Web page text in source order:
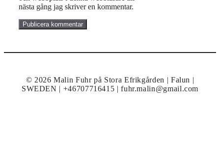
nästa gång jag skriver en kommentar.
© 2026 Malin Fuhr på Stora Efrikgården | Falun |
SWEDEN | +46707716415 | fuhr.malin@gmail.com